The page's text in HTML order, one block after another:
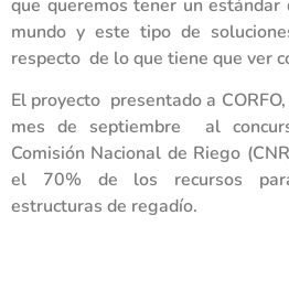
que queremos tener un
mundo y este tipo de
respecto de lo que tiene que ver
El proyecto presentado a
mes de septiembre al
Comisión Nacional de Riego
el 70% de los recursos
estructuras de regadío.